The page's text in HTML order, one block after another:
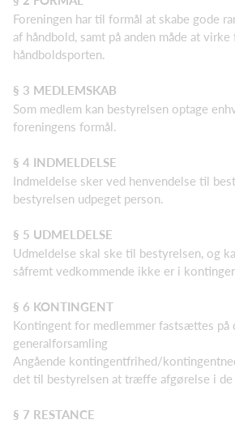
Foreningen har til formål at skabe gode
af håndbold, samt på anden måde at
håndboldsporten.
§ 3 MEDLEMSKAB
Som medlem kan bestyrelsen optage
foreningens formål.
§ 4 INDMELDELSE
Indmeldelse sker ved henvendelse til
bestyrelsen udpeget person.
§ 5 UDMELDELSE
Udmeldelse skal ske til bestyrelsen, og
såfremt vedkommende ikke er i
§ 6 KONTINGENT
Kontingent for medlemmer fastsættes på
generalforsamling
Angående kontingentfrihed/
det til bestyrelsen at træffe afgørelse i
§ 7 RESTANCE